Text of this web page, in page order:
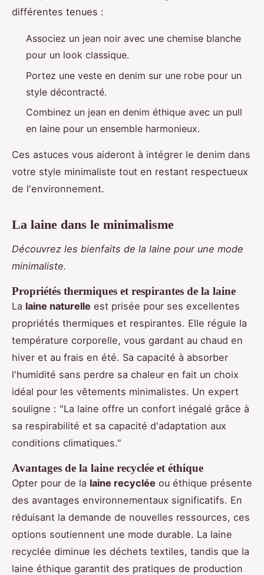
différentes tenues :
Associez un jean noir avec une chemise blanche
pour un look classique.
Portez une veste en denim sur une robe pour un
style décontracté.
Combinez un jean en denim éthique avec un pull
en laine pour un ensemble harmonieux.
Ces astuces vous aideront à intégrer le denim dans
votre style minimaliste tout en restant respectueux
de l'environnement.
La laine dans le minimalisme
Découvrez les bienfaits de la laine pour une mode
minimaliste.
Propriétés thermiques et respirantes de la laine
La laine naturelle est prisée pour ses excellentes
propriétés thermiques et respirantes. Elle régule la
température corporelle, vous gardant au chaud en
hiver et au frais en été. Sa capacité à absorber
l'humidité sans perdre sa chaleur en fait un choix
idéal pour les vêtements minimalistes. Un expert
souligne : "La laine offre un confort inégalé grâce à
sa respirabilité et sa capacité d'adaptation aux
conditions climatiques."
Avantages de la laine recyclée et éthique
Opter pour de la laine recyclée ou éthique présente
des avantages environnementaux significatifs. En
réduisant la demande de nouvelles ressources, ces
options soutiennent une mode durable. La laine
recyclée diminue les déchets textiles, tandis que la
laine éthique garantit des pratiques de production